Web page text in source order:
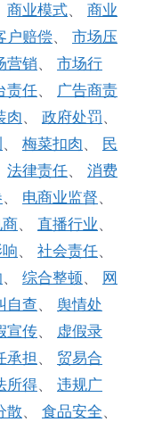
商业模式、 商业
户赔偿、 市场压
营销、 市场行
责任、 广告商责
肉、 政府处罚、
、 梅菜扣肉、 民
法律责任、 消费
、 电商业监督、
、 直播行业、
、 社会责任、
、 综合整顿、 网
自查、 舆情处
宣传、 虚假录
承担 、 贸易合
所得、 违规广
散、 食品安全、